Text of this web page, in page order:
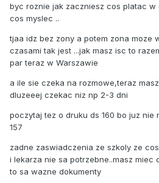
byc roznie jak zaczniesz cos platac
cos myslec ..
tjaa idz bez zony a potem zona moze
czasami tak jest ...jak masz isc to
par teraz w Warszawie
a ile sie czeka na rozmowe,teraz
dluzeeej czekac niz np 2-3 dni
poczytaj tez o druku ds 160 bo juz nie
157
zadne zaswiadczenia ze szkoly ze
i lekarza nie sa potrzebne..masz miec
to sa wazne dokumenty